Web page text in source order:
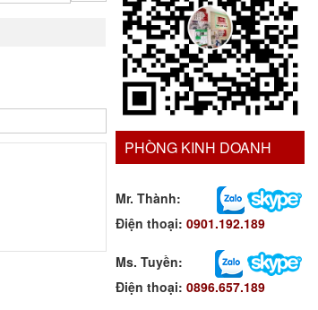
PHÒNG KINH DOANH
Mr. Thành:
Điện thoại:0901.192.189
Ms. Tuyền:
Điện thoại:0896.657.189